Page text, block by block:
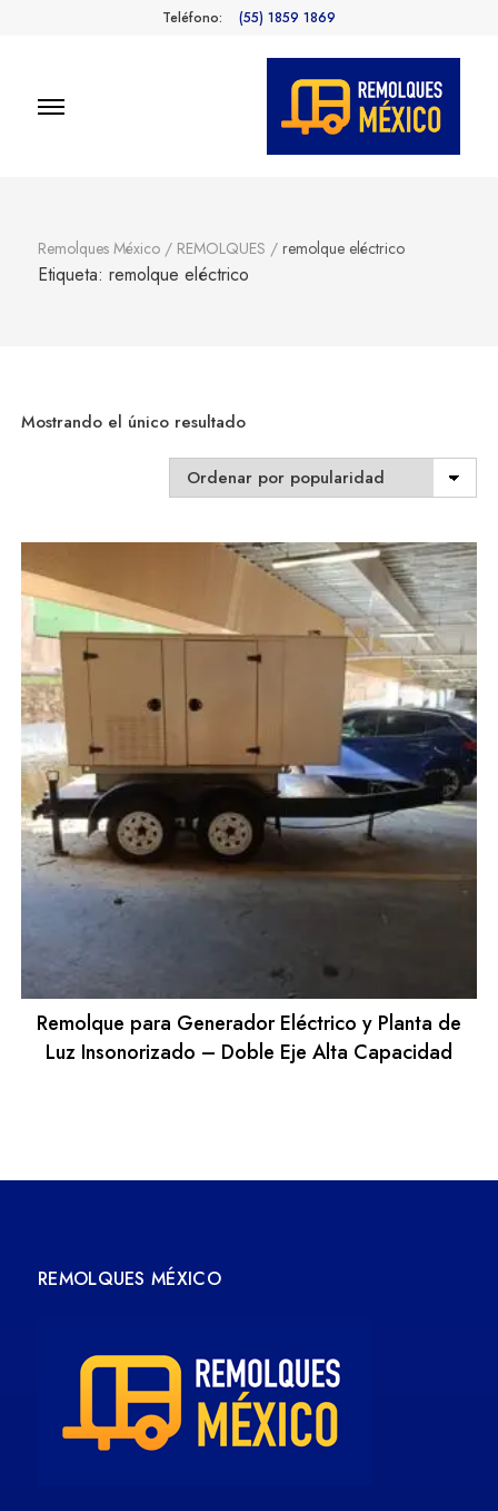
Teléfono: (55) 1859 1869
Remolques México / REMOLQUES / remolque eléctrico
Etiqueta: remolque eléctrico
Mostrando el único resultado
Remolque para Generador Eléctrico y Planta de
Luz Insonorizado – Doble Eje Alta Capacidad
REMOLQUES MÉXICO